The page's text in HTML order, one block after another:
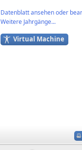
Datenblatt ansehen oder
Weitere Jahrgänge...
Virtual Machine